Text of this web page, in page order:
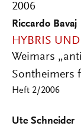
2006
Riccardo Bavaj
HYBRIS
Weimars
Sontheimers
Heft 2/2006
Ute Schneider